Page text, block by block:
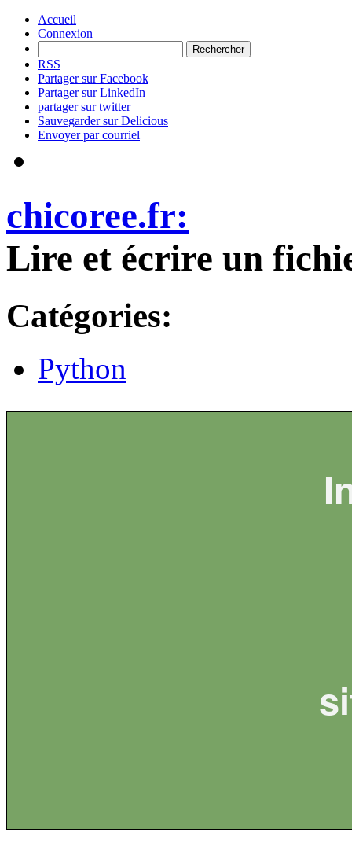
Accueil
Connexion
RSS
Partager sur Facebook
Partager sur LinkedIn
partager sur twitter
Sauvegarder sur Delicious
Envoyer par courriel
chicoree.fr:
Lire et écrire un
Catégories:
Python